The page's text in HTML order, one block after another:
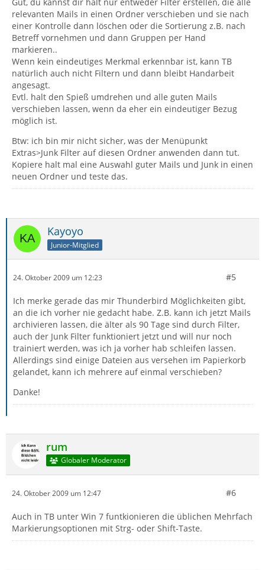
relevanten Mails in einen Ordner verschieben und sie nach
einer Kontrolle dann löschen oder die Sortierung z.B. nach
Betreff vornehmen und dann Gruppen per Hand
markieren..
Wenn kein eindeutiges Merkmal erkennbar ist, kann TB
natürlich auch nicht Filtern und dann bleibt Handarbeit
angesagt.
Evtl. halt den Spieß umdrehen und alle guten Mails
verschieben lassen, wenn da eher ein eindeutiger Bezug
möglich ist.
Btw: ich bin mir nicht sicher, was der Menüpunkt
Extras>Junk Filter auf diesen Ordner anwenden dann tut.
Kopiere halt mal eine Auswahl guter Mails und Junk in einen
neuen Ordner und teste das.
Kayoyo
Junior-Mitglied
24. Oktober 2009 um 12:23 #5
Ich merke gerade das mir Thunderbird Möglichkeiten gibt,
an die ich vorher nie gedacht habe. Z.B. kann ich jetzt Mails
archivieren lassen, die älter als 90 Tage sind durch Filter,
auch der Junk Filter funktioniert jetzt und will nur noch
trainiert werden, was ich ja vorher hab schleifen lassen.
Allerdings sind einige Dateien aus versehen im Papierkorb
gelandet, kann ich mehrere auf einmal verschieben?
Danke!
rum
Globaler Moderator
24. Oktober 2009 um 12:47 #6
Auch in TB unter Win 7 funtkionieren die üblichen Mehrfach
Markierungsoptionen mit Strg- oder Shift-Taste.